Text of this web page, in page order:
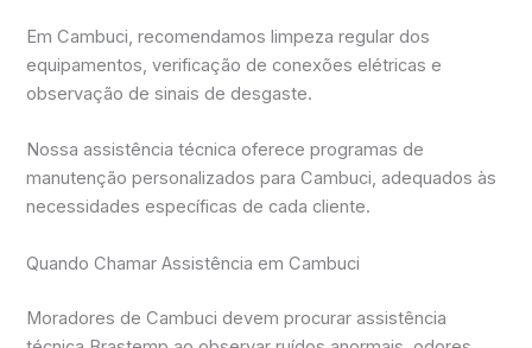
Em Cambuci, recomendamos limpeza regular dos
equipamentos, verificação de conexões elétricas e
observação de sinais de desgaste.
Nossa assistência técnica oferece programas de
manutenção personalizados para Cambuci, adequados às
necessidades específicas de cada cliente.
Quando Chamar Assistência em Cambuci
Moradores de Cambuci devem procurar assistência